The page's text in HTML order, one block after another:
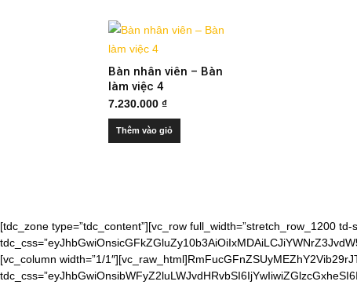
Bàn nhân viên – Bàn
làm việc 4
7.230.000 ₫
Thêm vào giỏ
[tdc_zone type=”tdc_content”][vc_row full_width=”stretch_row_1200 td-
[vc_column width=”1/